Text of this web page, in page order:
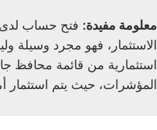
معلومة مفيدة: فتح حساب لدى
الاستثمار، فهو مجرد وسيلة
استثمارية من قائمة محافظ
المؤشرات، حيث يتم استثمار